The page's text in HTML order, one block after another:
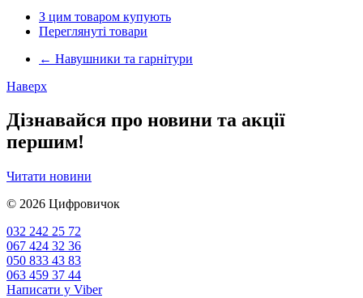
З цим товаром купують
Переглянуті товари
← Навушники та гарнітури
Наверх
Дізнавайся про новини та акції
першим!
Читати новини
© 2026 Цифровичок
032 242 25 72
067 424 32 36
050 833 43 83
063 459 37 44
Написати у Viber